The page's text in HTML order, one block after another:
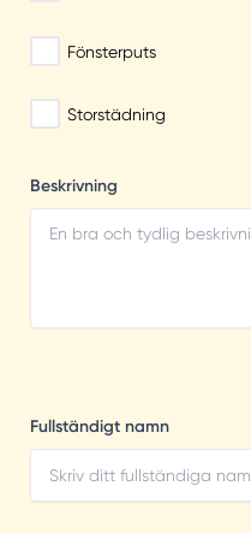
Fönsterputs
Storstädning
Beskrivning
Fullständigt namn